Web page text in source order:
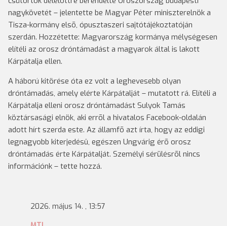
nagykövetét – jelentette be Magyar Péter miniszterelnök a
Tisza-kormány elsõ, ópusztaszeri sajtótájékoztatóján
szerdán. Hozzétette: Magyarország kormánya mélységesen
elítéli az orosz dróntámadást a magyarok által is lakott
Kárpátalja ellen.
A háború kitörése óta ez volt a leghevesebb olyan
dróntámadás, amely elérte Kárpátalját – mutatott rá. Elítéli a
Kárpátalja elleni orosz dróntámadást Sulyok Tamás
köztársasági elnök, aki errõl a hivatalos Facebook-oldalán
adott hírt szerda este. Az államfõ azt írta, hogy az eddigi
legnagyobb kiterjedésû, egészen Ungvárig érõ orosz
dróntámadás érte Kárpátalját. Személyi sérülésrõl nincs
információnk – tette hozzá.
2026. május 14. , 13:57